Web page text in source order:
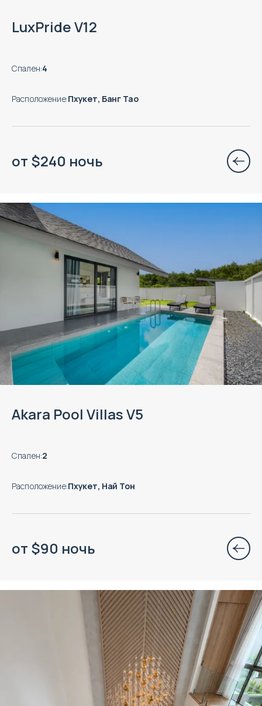
LuxPride V12
Спален:4
Расположение:Пхукет, Банг Тао
от $240 ночь
Akara Pool Villas V5
Спален:2
Расположение:Пхукет, Най Тон
от $90 ночь